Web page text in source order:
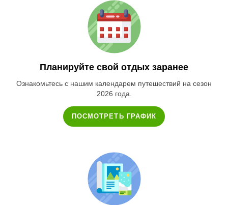
Планируйте свой отдых заранее
Ознакомьтесь с нашим календарем путешествий на сезон
2026 года.
ПОСМОТРЕТЬ ГРАФИК